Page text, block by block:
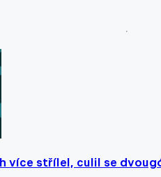
více střílel, culil se